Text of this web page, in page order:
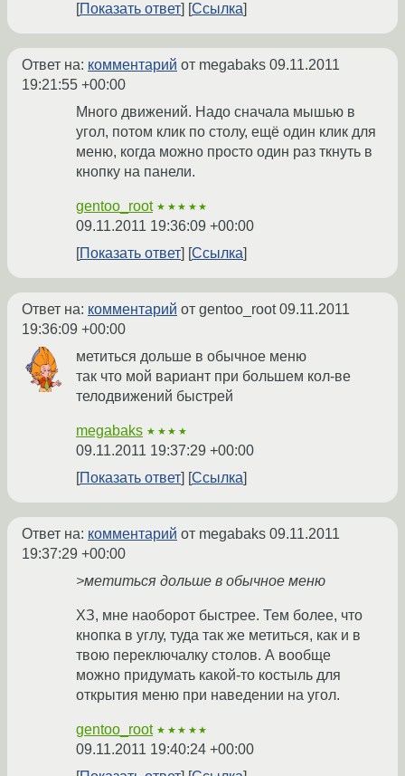
Показать ответ
Ссылка
Ответ на: комментарий от megabaks 09.11.2011
19:21:55 +00:00
Много движений. Надо сначала мышью в
угол, потом клик по столу, ещё один клик для
меню, когда можно просто один раз ткнуть в
кнопку на панели.
gentoo_root ★★★★★
09.11.2011 19:36:09 +00:00
Показать ответ
Ссылка
Ответ на: комментарий от gentoo_root09.11.2011
19:36:09 +00:00
метиться дольше в обычное меню
так что мой вариант при большем кол-ве
телодвижений быстрей
megabaks ★★★★
09.11.2011 19:37:29 +00:00
Показать ответ
Ссылка
Ответ на: комментарий от megabaks 09.11.2011
19:37:29 +00:00
>метиться дольше в обычное меню
ХЗ, мне наоборот быстрее. Тем более, что
кнопка в углу, туда так же метиться, как и в
твою переключалку столов. А вообще
можно придумать какой-то костыль для
открытия меню при наведении на угол.
gentoo_root ★★★★★
09.11.2011 19:40:24 +00:00